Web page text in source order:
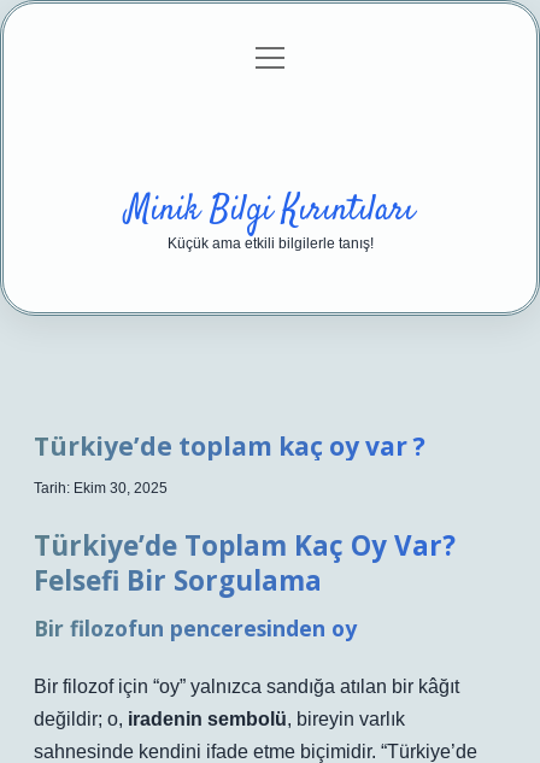
Gizlilik Politikası
menüyü
Minik Bilgi Kırıntıları
Küçük ama etkili bilgilerle tanış!
Türkiye’de toplam kaç oy var ?
Tarih: Ekim 30, 2025
Türkiye’de Toplam Kaç Oy Var?
Felsefi Bir Sorgulama
Bir filozofun penceresinden oy
Bir filozof için “oy” yalnızca sandığa atılan bir kâğıt
değildir; o, iradenin sembolü, bireyin varlık
sahnesinde kendini ifade etme biçimidir. “Türkiye’de